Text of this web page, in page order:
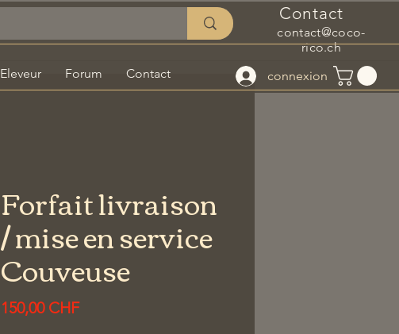
Contact
contact@coco-
rico.ch
connexion
Eleveur Forum Contact
Forfait livraison
/ mise en service
Couveuse
150,00 CHFPrix